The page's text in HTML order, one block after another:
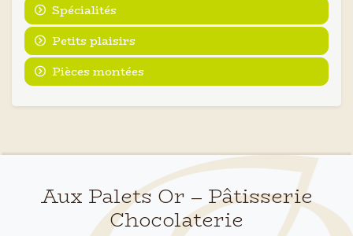
Spécialités
Petits plaisirs
Pièces montées
Aux Palets Or – Pâtisserie
Chocolaterie